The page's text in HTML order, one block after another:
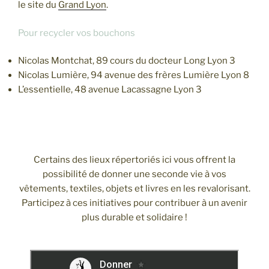
le site du Grand Lyon.
Pour recycler vos bouchons
Nicolas Montchat, 89 cours du docteur Long Lyon 3
Nicolas Lumière, 94 avenue des frères Lumière Lyon 8
L’essentielle, 48 avenue Lacassagne Lyon 3
Certains des lieux répertoriés ici vous offrent la
possibilité de donner une seconde vie à vos
vêtements, textiles, objets et livres en les revalorisant.
Participez à ces initiatives pour contribuer à un avenir
plus durable et solidaire !